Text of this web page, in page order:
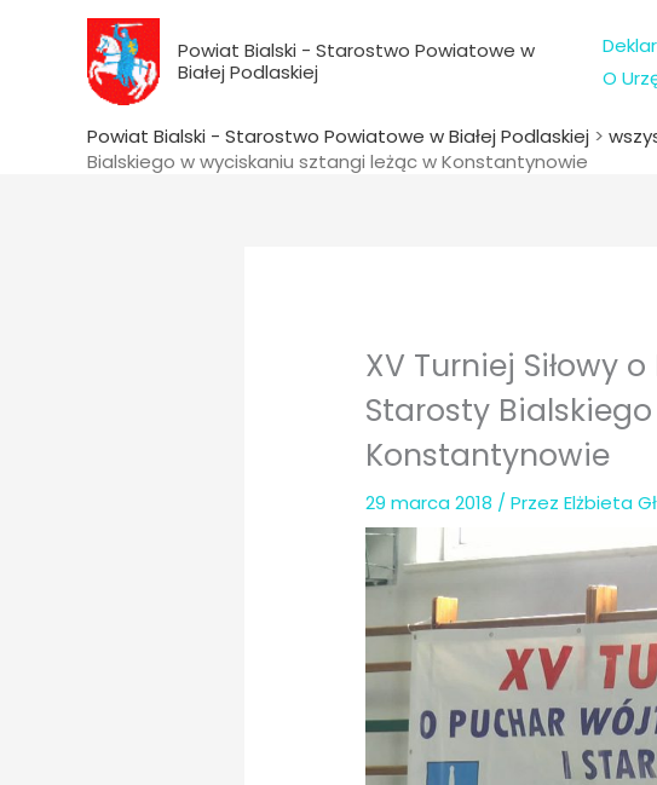
Powiat Bialski - Starostwo Powiatowe w
Białej Podlaskiej
O
Powiat Bialski - Starostwo Powiatowe w Białej Podlaskiej >
Bialskiego w wyciskaniu sztangi leżąc w Konstantynowie
XV Turniej Siłowy
Starosty
Konstantynowie
29 marca 2018 / PrzezElżbieta